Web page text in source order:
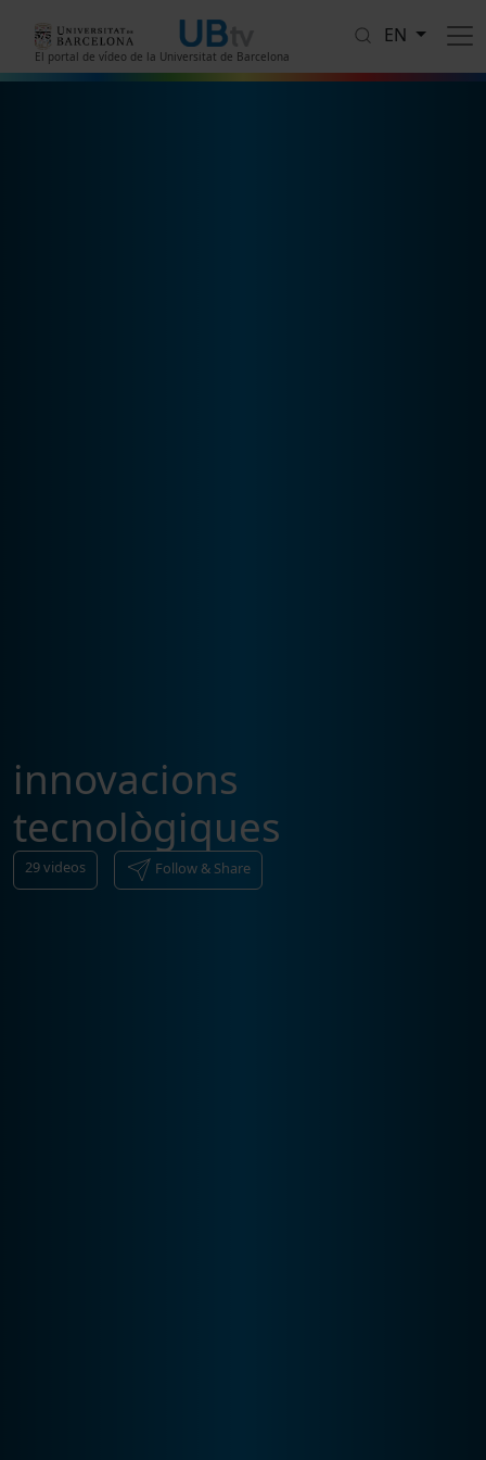
El portal de vídeo de la Universitat de Barcelona
EN
innovacions
tecnològiques
29videos Follow & Share